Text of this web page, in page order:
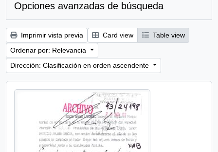
Opciones avanzadas de búsqueda
Imprimir vista previa Card view
Table view
Ordenar por: Relevancia
Dirección: Clasificación en orden ascendente